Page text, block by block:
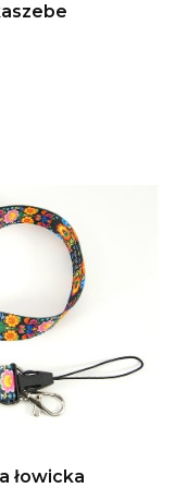
łowicka